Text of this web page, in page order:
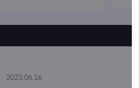
는 부분은 아니었습니다
일이라 아직 모르겠지만
려구요!
씀주시는 것 같은데 저같
빨랐어요!
· 2023.06.16